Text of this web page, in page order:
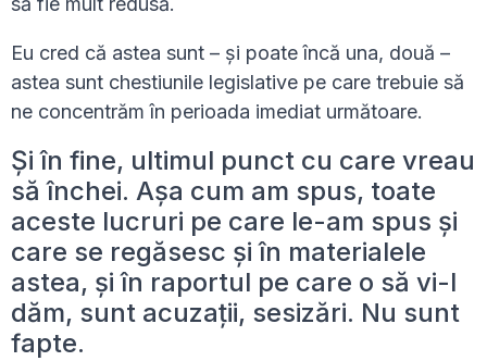
Eu cred că astea sunt – și poate încă una, două –
astea sunt chestiunile legislative pe care trebuie să
ne concentrăm în perioada imediat următoare.
Și în fine, ultimul punct cu care vreau
să închei. Așa cum am spus, toate
aceste lucruri pe care le-am spus și
care se regăsesc și în materialele
astea, și în raportul pe care o să vi-l
dăm, sunt acuzații, sesizări. Nu sunt
fapte.